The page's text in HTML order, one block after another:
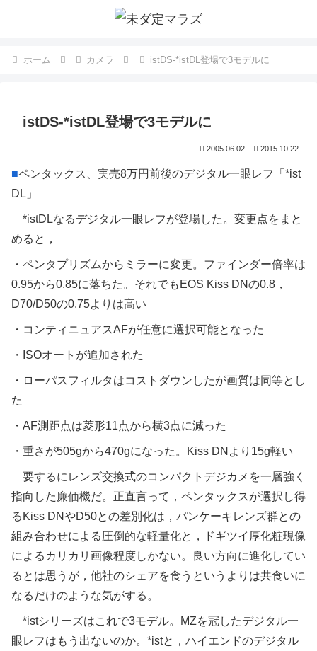
ホーム カメラ istDS-*istDL登場で3モデルに
istDS-*istDL登場で3モデルに
2005.06.02 2015.10.22
■ペンタックス、実売8万円前後のデジタル一眼レフ「*ist
DL」
*istDLなるデジタル一眼レフが登場した。変更点をまと
めると，
・ペンタプリズムからミラーに変更。ファインダー倍率は
0.95から0.85に落ちた。それでもEOS Kiss DNの0.8，
D70/D50の0.75よりは高い
・コンティニュアスAFが任意に選択可能となった
・ISOオートが追加された
・ローパスフィルタはコストダウンしたが画質は同等とし
た
・AF測距点は菱形11点から横3点に減った
・重さが505gから470gになった。Kiss DNより15g軽い
要するにレンズ交換式のコンパクトデジカメを一層強く
指向した廉価機だ。正直言って，ペンタックスが選択し得
るKiss DNやD50との差別化は，パンケーキレンズ群との
組み合わせによる圧倒的な軽量化と，ドギツイ厚化粧現像
によるカリカリ画像程度しかない。良い方向に進化してい
るとは思うが，他社のシェアを食うというよりは共食いに
なるだけのような気がする。
*istシリーズはこれで3モデル。MZを冠したデジタル一
眼レフはもう出ないのか。*istと，ハイエンドのデジタル